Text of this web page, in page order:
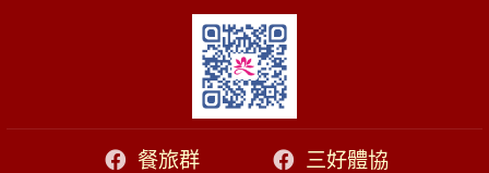
餐旅群 三好體協